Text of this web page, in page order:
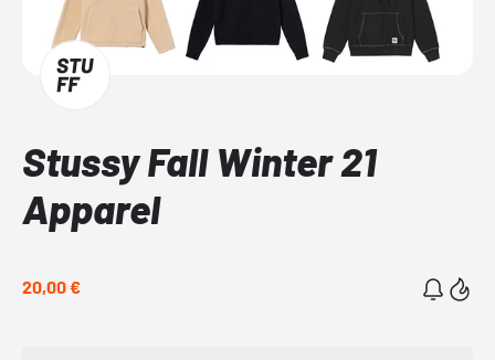
Stussy Fall Winter 21
Apparel
20,00 €